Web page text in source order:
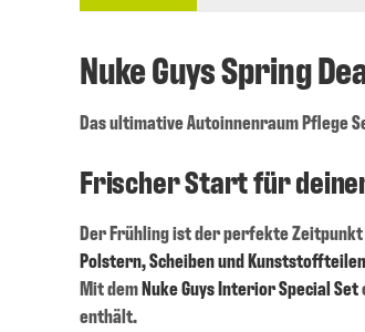
Nuke Guys Spring
Das ultimative Autoinnenraum Pflege
Frischer Start für
Der Frühling ist der perfekte
Polstern, Scheiben und Kunststoffteilen
Mit demNuke Guys Interior Special Set
enthält.